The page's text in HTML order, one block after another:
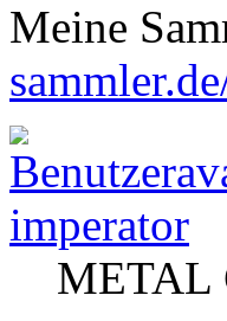
Meine
imperator
METAL